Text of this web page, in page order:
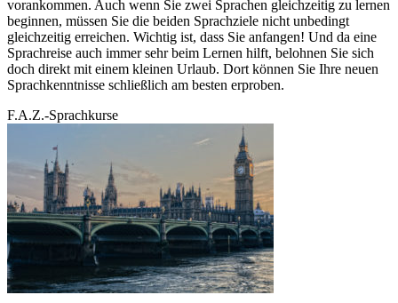
vorankommen. Auch wenn Sie zwei Sprachen gleichzeitig zu lernen
beginnen, müssen Sie die beiden Sprachziele nicht unbedingt
gleichzeitig erreichen. Wichtig ist, dass Sie anfangen! Und da eine
Sprachreise auch immer sehr beim Lernen hilft, belohnen Sie sich
doch direkt mit einem kleinen Urlaub. Dort können Sie Ihre neuen
Sprachkenntnisse schließlich am besten erproben.
F.A.Z.-Sprachkurse